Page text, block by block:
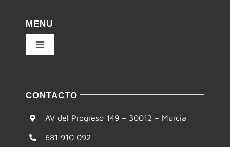
Condiciones de uso
Accesibilidad
Mapa del sitio
MENU
Toggle
Navigation
Te ayudamos
CONTACTO
AV del Progreso 149 – 30012 – Murcia
681 910 092